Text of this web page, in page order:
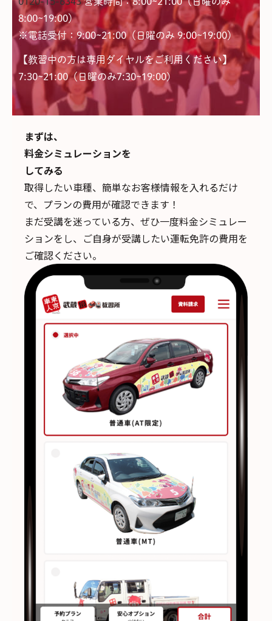
8:00~19:00）
※電話受付：9:00~21:00（日曜のみ 9:00~19:00）
【教習中の方は専用ダイヤルをご利用ください】
7:30~21:00（日曜のみ7:30~19:00)
まずは、
料金シミュレーションを
してみる
取得したい車種、簡単なお客様情報を入れるだけ
で、 プランの費用が確認できます！
まだ受講を迷っている方、ぜひ一度料金シミュレー
ションをし、ご自身が受講したい運転免許の費用を
ご確認ください。